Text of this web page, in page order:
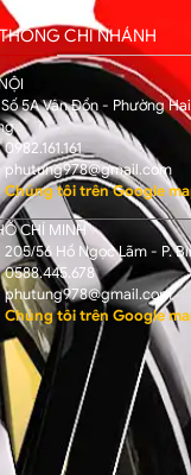
CHI NHÁNH
Số 5A Vân Đồn - Phường
0982.161.161
phutung978@gmail.com
Chúng tôi trên Google
CHÍ MINH
205/56 Hồ Ngọc Lãm - P.
0588.445.678
phutung978@gmail.com
Chúng tôi trên Google